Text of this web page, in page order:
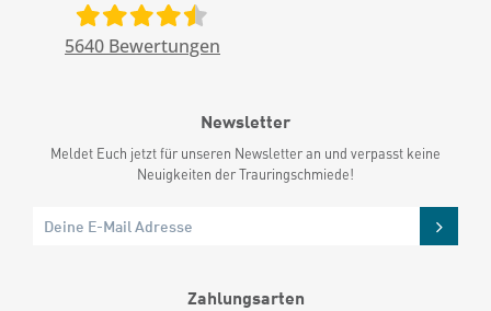
5640 Bewertungen
Newsletter
Meldet Euch jetzt für unseren Newsletter an und verpasst keine
Neuigkeiten der Trauringschmiede!
Zahlungsarten